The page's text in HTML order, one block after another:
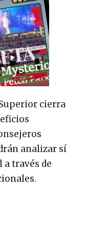
cierra
analizar sí
través de